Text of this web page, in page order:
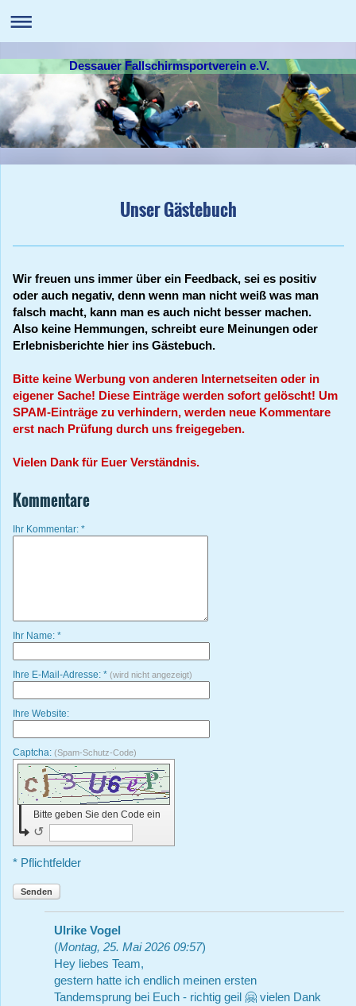
Dessauer Fallschirmsportverein e.V.
Unser Gästebuch
Wir freuen uns immer über ein Feedback, sei es positiv
oder auch negativ, denn wenn man nicht weiß was man
falsch macht, kann man es auch nicht besser machen.
Also keine Hemmungen, schreibt eure Meinungen oder
Erlebnisberichte hier ins Gästebuch.
Bitte keine Werbung von anderen Internetseiten oder in
eigener Sache! Diese Einträge werden sofort gelöscht! Um
SPAM-Einträge zu verhindern, werden neue Kommentare
erst nach Prüfung durch uns freigegeben.
Vielen Dank für Euer Verständnis.
Kommentare
Ihr Kommentar: *
Ihr Name: *
Ihre E-Mail-Adresse: * (wird nicht angezeigt)
Ihre Website:
Captcha: (Spam-Schutz-Code)
Bitte geben Sie den Code ein
↺
* Pflichtfelder
Senden
Ulrike Vogel
(Montag, 25. Mai 2026 09:57)
Hey liebes Team,
gestern hatte ich endlich meinen ersten
Tandemsprung bei Euch - richtig geil 🤗 vielen Dank